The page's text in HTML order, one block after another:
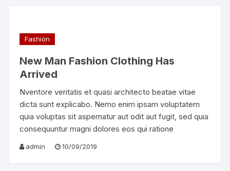
Fashion
New Man Fashion Clothing Has
Arrived
Nventore veritatis et quasi architecto beatae vitae
dicta sunt explicabo. Nemo enim ipsam voluptatem
quia voluptas sit aspernatur aut odit aut fugit, sed quia
consequuntur magni dolores eos qui ratione
admin 10/09/2019